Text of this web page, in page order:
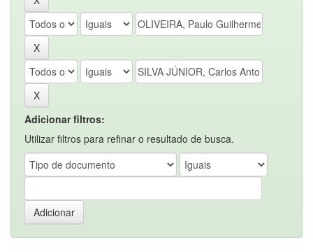
Adicionar filtros:
Utilizar filtros para refinar o resultado de busca.